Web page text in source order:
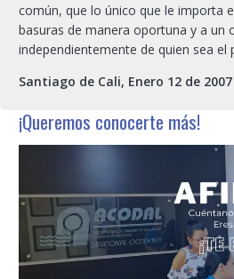
común, que lo único que le importa
basuras de manera oportuna y a un
independientemente de quien sea el
Santiago de Cali, Enero 12 de 2007
¡Queremos conocerte más!